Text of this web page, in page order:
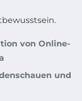
von Online-
und